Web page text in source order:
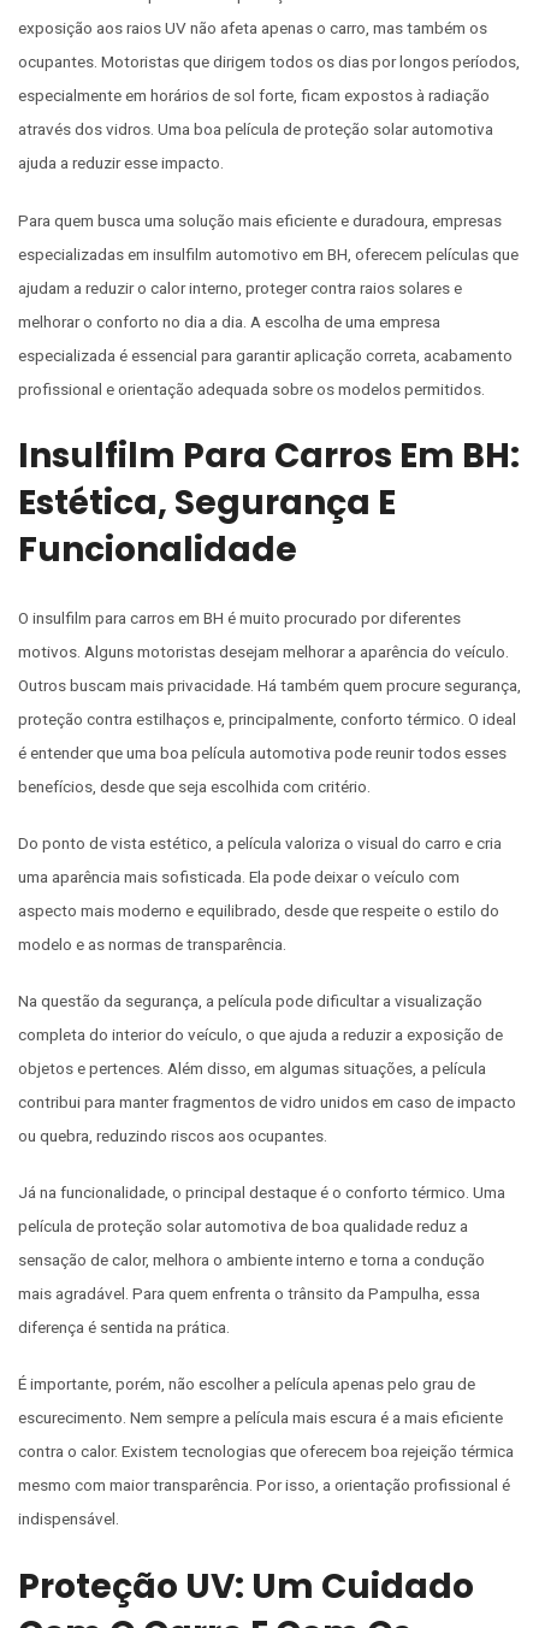
exposição aos raios UV não afeta apenas o carro, mas também os
ocupantes. Motoristas que dirigem todos os dias por longos períodos,
especialmente em horários de sol forte, ficam expostos à radiação
através dos vidros. Uma boa película de proteção solar automotiva
ajuda a reduzir esse impacto.
Para quem busca uma solução mais eficiente e duradoura, empresas
especializadas em insulfilm automotivo em BH, oferecem películas que
ajudam a reduzir o calor interno, proteger contra raios solares e
melhorar o conforto no dia a dia. A escolha de uma empresa
especializada é essencial para garantir aplicação correta, acabamento
profissional e orientação adequada sobre os modelos permitidos.
Insulfilm Para Carros Em BH:
Estética, Segurança E
Funcionalidade
O insulfilm para carros em BH é muito procurado por diferentes
motivos. Alguns motoristas desejam melhorar a aparência do veículo.
Outros buscam mais privacidade. Há também quem procure segurança,
proteção contra estilhaços e, principalmente, conforto térmico. O ideal
é entender que uma boa película automotiva pode reunir todos esses
benefícios, desde que seja escolhida com critério.
Do ponto de vista estético, a película valoriza o visual do carro e cria
uma aparência mais sofisticada. Ela pode deixar o veículo com
aspecto mais moderno e equilibrado, desde que respeite o estilo do
modelo e as normas de transparência.
Na questão da segurança, a película pode dificultar a visualização
completa do interior do veículo, o que ajuda a reduzir a exposição de
objetos e pertences. Além disso, em algumas situações, a película
contribui para manter fragmentos de vidro unidos em caso de impacto
ou quebra, reduzindo riscos aos ocupantes.
Já na funcionalidade, o principal destaque é o conforto térmico. Uma
película de proteção solar automotiva de boa qualidade reduz a
sensação de calor, melhora o ambiente interno e torna a condução
mais agradável. Para quem enfrenta o trânsito da Pampulha, essa
diferença é sentida na prática.
É importante, porém, não escolher a película apenas pelo grau de
escurecimento. Nem sempre a película mais escura é a mais eficiente
contra o calor. Existem tecnologias que oferecem boa rejeição térmica
mesmo com maior transparência. Por isso, a orientação profissional é
indispensável.
Proteção UV: Um Cuidado